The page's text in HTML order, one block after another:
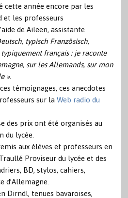
cette année encore par les
et les professeurs
de Aileen, assistante
typisch Französisch,
français : je raconte
sur les Allemands, sur mon
».
témoignages, ces anecdotes
sur la Web radio du
des prix ont été organisés au
du lycée.
aux élèves et professeurs en
Proviseur du lycée et des
BD, stylos, cahiers,
d’Allemagne.
Dirndl, tenues bavaroises,